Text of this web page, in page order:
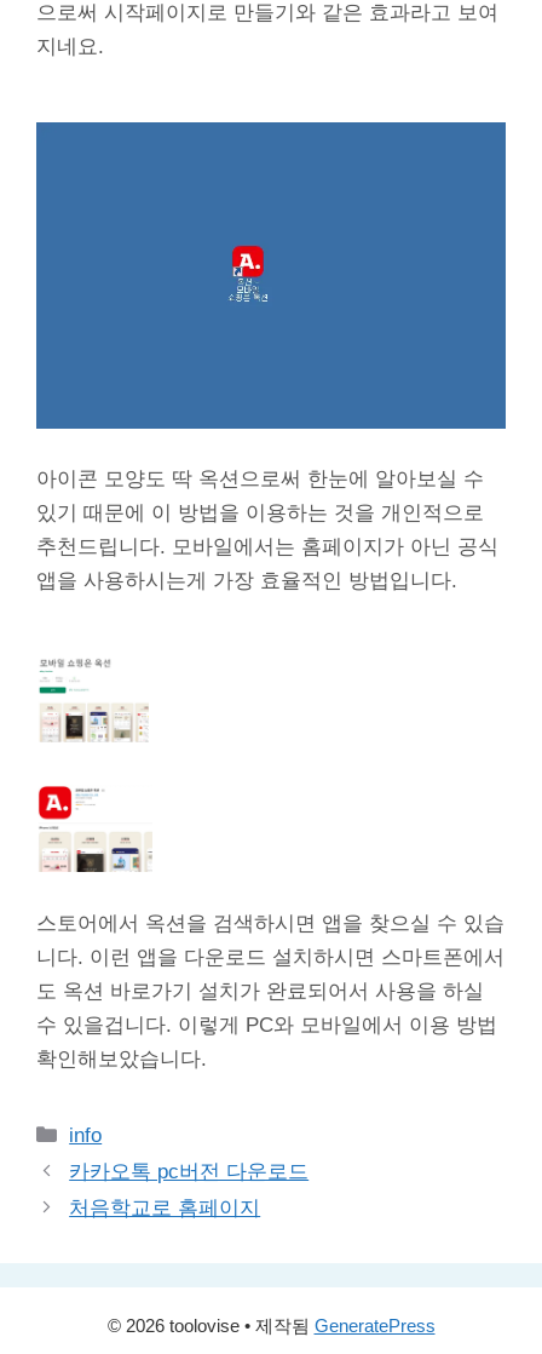
으로써 시작페이지로 만들기와 같은 효과라고 보여
지네요.
아이콘 모양도 딱 옥션으로써 한눈에 알아보실 수
있기 때문에 이 방법을 이용하는 것을 개인적으로
추천드립니다. 모바일에서는 홈페이지가 아닌 공식
앱을 사용하시는게 가장 효율적인 방법입니다.
스토어에서 옥션을 검색하시면 앱을 찾으실 수 있습
니다. 이런 앱을 다운로드 설치하시면 스마트폰에서
도 옥션 바로가기 설치가 완료되어서 사용을 하실
수 있을겁니다. 이렇게 PC와 모바일에서 이용 방법
확인해보았습니다.
카
테
리
info
카카오톡 pc버전 다운로드
처음학교로 홈페이지
© 2026 toolovise• 제작됨 GeneratePress